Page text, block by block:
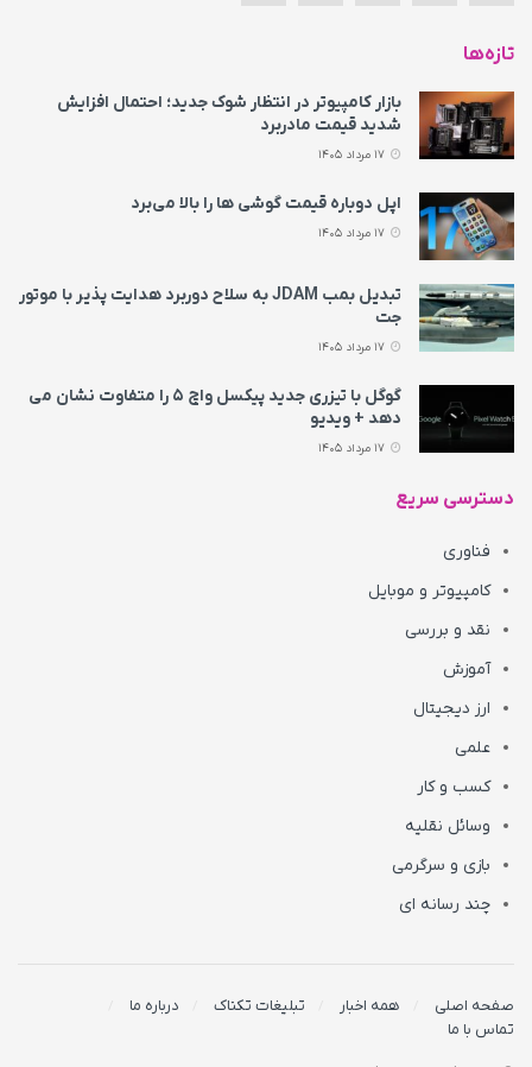
تازه‌ها
بازار کامپیوتر در انتظار شوک جدید؛ احتمال افزایش
شدید قیمت مادربرد
اپل دوباره قیمت‌ گوشی ها را بالا می‌برد
تبدیل بمب JDAM به سلاح دوربرد هدایت پذیر با موتور
جت
گوگل با تیزری جدید پیکسل واچ ۵ را متفاوت نشان می‌
دهد + ویدیو
دسترسی سریع
فناوری
کامپیوتر و موبایل
نقد و بررسی
آموزش
ارز دیجیتال
علمی
کسب و کار
وسائل نقلیه
بازی و سرگرمی
چند رسانه ای
صفحه اصلی همه اخبار تبلیغات تکناک
درباره ما
تماس با ما